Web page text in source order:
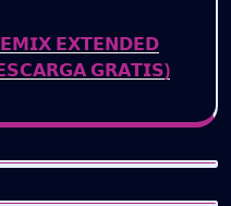
𝗘𝗫𝗧𝗘𝗡𝗗𝗘𝗗
𝗚𝗥𝗔𝗧𝗜𝗦)